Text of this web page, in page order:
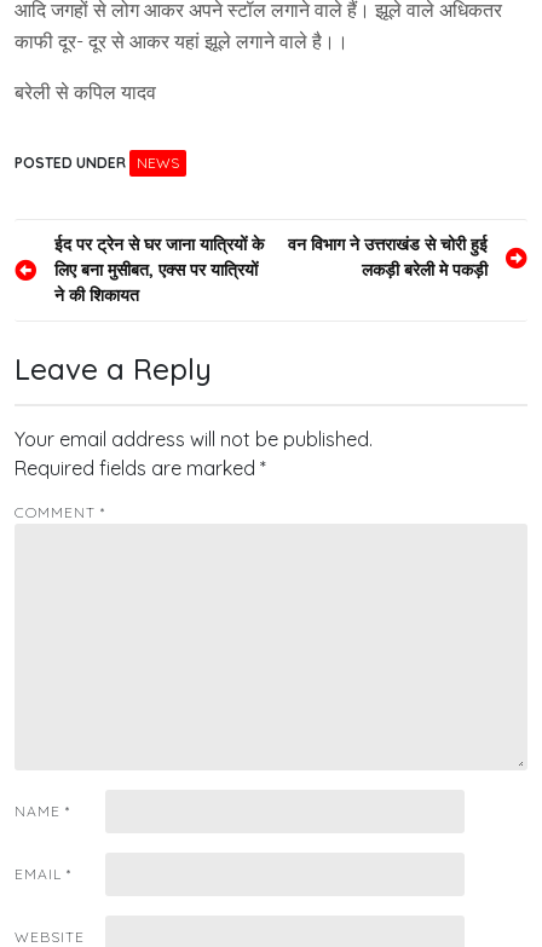
आदि जगहों से लोग आकर अपने स्टॉल लगाने वाले हैं। झूले वाले अधिकतर
काफी दूर- दूर से आकर यहां झूले लगाने वाले है।।
बरेली से कपिल यादव
POSTED UNDER NEWS
Post
navigation
ईद पर ट्रेन से घर जाना यात्रियों के
लिए बना मुसीबत, एक्स पर यात्रियों
ने की शिकायत
वन विभाग ने उत्तराखंड से चोरी हुई
लकड़ी बरेली मे पकड़ी
Leave a Reply
Your email address will not be published.
Required fields are marked *
COMMENT *
NAME *
EMAIL *
WEBSITE